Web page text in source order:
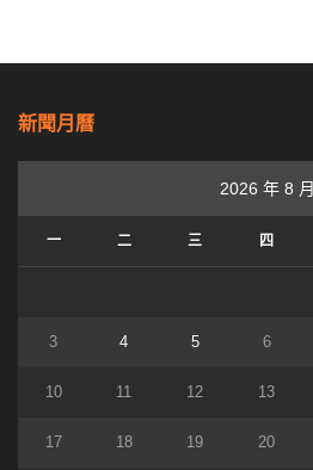
新聞月曆
2026 年 8 月
一 二 三 四
3 4 5 6
10 11 12 13
17 18 19 20